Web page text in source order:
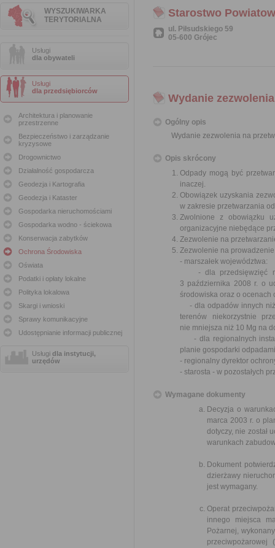
WYSZUKIWARKA
TERYTORIALNA
Usługi
dla obywateli
Usługi
dla przedsiębiorców
Architektura i planowanie
przestrzenne
Bezpieczeństwo i zarządzanie
kryzysowe
Drogownictwo
Działalność gospodarcza
Geodezja i Kartografia
Geodezja i Kataster
Gospodarka nieruchomościami
Gospodarka wodno - ściekowa
Konserwacja zabytków
Ochrona Środowiska
Oświata
Podatki i opłaty lokalne
Polityka lokalowa
Skargi i wnioski
Sprawy komunikacyjne
Udostępnianie informacji publicznej
Usługi dla instytucji,
urzędów
Starostwo
ul. Piłsudskiego 59
05-600 Grójec
Wydanie
Ogólny opis
Wydanie zezwolenia na
Opis skrócony
Odpady mogą być
inaczej.
Obowiązek uzyskania
w zakresie przetwarzania
Zwolnione z obowiązku
organizacyjne niebędące
Zezwolenie na
Zezwolenie na
- marszałek województwa:
- dla przedsięwzięć
3 października 2008 r. o
środowiska oraz o ocenach
- dla odpadów innych niż
terenów niekorzystnie
nie mniejsza niż 10 Mg na
- dla regionalnych
planie gospodarki
- regionalny dyrektor
- starosta - w pozostałych
Wymagane dokumenty
Decyzja o
marca 2003 r. o
dotyczy, nie został
warunkach
Dokument
dzierżawy
jest wymagany.
Operat
innego miejsca
Pożarnej,